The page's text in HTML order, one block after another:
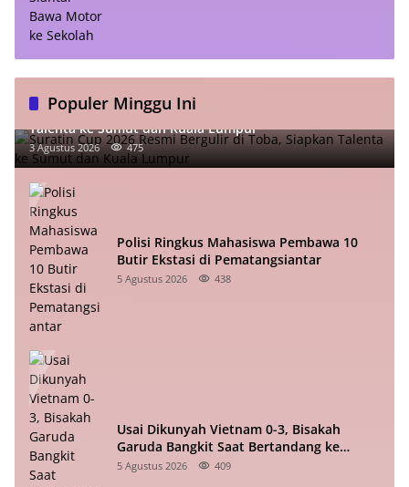
Populer Minggu Ini
Suratin Cup 2026 Resmi Bergulir di Toba, Siapkan
Talenta ke Sumut dan Kuala Lumpur
3 Agustus 2026 475
Polisi Ringkus Mahasiswa Pembawa 10
Butir Ekstasi di Pematangsiantar
5 Agustus 2026 438
Usai Dikunyah Vietnam 0-3, Bisakah
Garuda Bangkit Saat Bertandang ke
Singapura?
5 Agustus 2026 409